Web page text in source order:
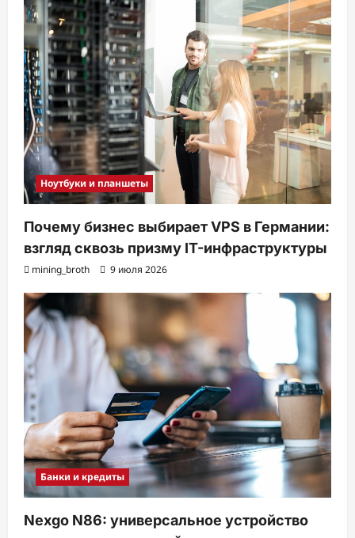
Ноутбуки и планшеты
Почему бизнес выбирает VPS в Германии:
взгляд сквозь призму IT-инфраструктуры
mining_broth 9 июля 2026
Банки и кредиты
Nexgo N86: универсальное устройство